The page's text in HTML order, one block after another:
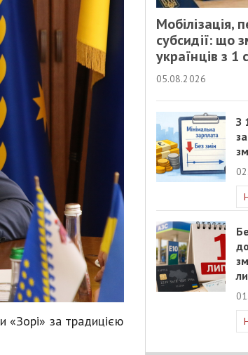
«Зорі» за традицією
Мобілізація,
субсидії: що
українців з 1
05.08.2026
З